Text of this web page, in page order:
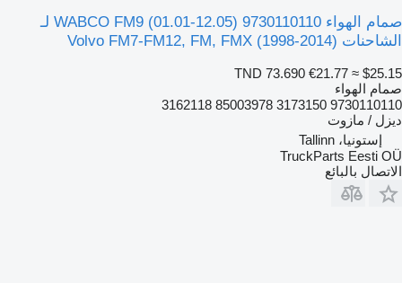
صمام الهواء WABCO FM9 (01.01-12.05) 9730110110 لـ
الشاحنات Volvo FM7-FM12, FM, FMX (1998-2014)
TND 73.690 €21.77 ≈ $25.15
صمام الهواء
9730110110 3173150 85003978 3162118
ديزل / مازوت
إستونيا، Tallinn
TruckParts Eesti OÜ
الاتصال بالبائع